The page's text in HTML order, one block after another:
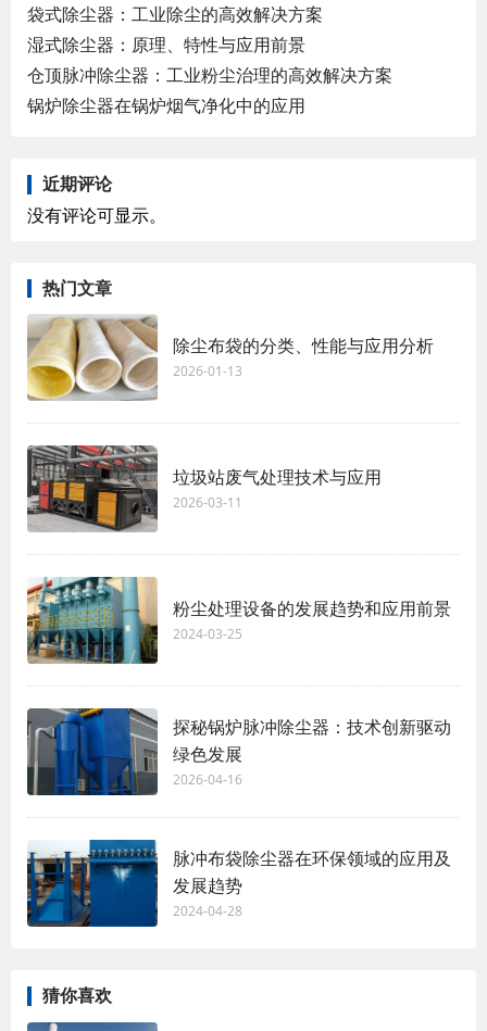
袋式除尘器：工业除尘的高效解决方案
湿式除尘器：原理、特性与应用前景
仓顶脉冲除尘器：工业粉尘治理的高效解决方案
锅炉除尘器在锅炉烟气净化中的应用
近期评论
没有评论可显示。
热门文章
除尘布袋的分类、性能与应用分析
2026-01-13
垃圾站废气处理技术与应用
2026-03-11
粉尘处理设备的发展趋势和应用前景
2024-03-25
探秘锅炉脉冲除尘器：技术创新驱动
绿色发展
2026-04-16
脉冲布袋除尘器在环保领域的应用及
发展趋势
2024-04-28
猜你喜欢